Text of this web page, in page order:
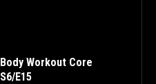
Body Workout Core
S6/E15